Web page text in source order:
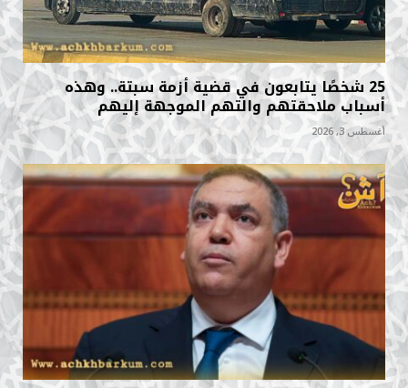
25 شخصًا يتابعون في قضية أزمة سبتة.. وهذه
أسباب ملاحقتهم والتهم الموجهة إليهم
أغسطس 3, 2026